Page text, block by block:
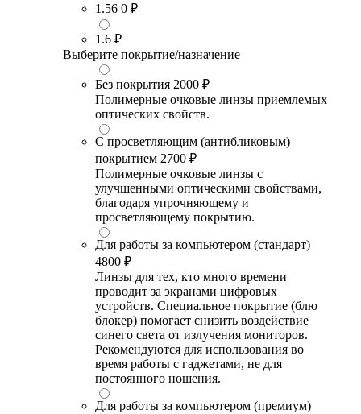
1.56 0 ₽
1.6 ₽
Выберите покрытие/назначение
Без покрытия 2000 ₽
Полимерные очковые линзы приемлемых
оптических свойств.
С просветляющим (антибликовым)
покрытием 2700 ₽
Полимерные очковые линзы с
улучшенными оптическими свойствами,
благодаря упрочняющему и
просветляющему покрытию.
Для работы за компьютером (стандарт)
4800 ₽
Линзы для тех, кто много времени
проводит за экранами цифровых
устройств. Специальное покрытие (блю
блокер) помогает снизить воздействие
синего света от излучения мониторов.
Рекомендуются для использования во
время работы с гаджетами, не для
постоянного ношения.
Для работы за компьютером (премиум)